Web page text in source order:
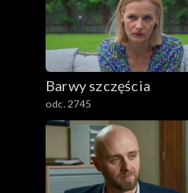
Barwy szczęścia
odc. 2745